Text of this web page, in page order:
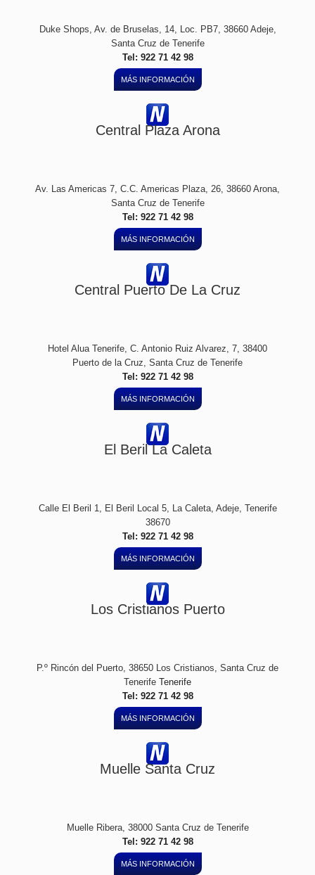
Duke Shops, Av. de Bruselas, 14, Loc. PB7, 38660 Adeje,
Santa Cruz de Tenerife
Tel: 922 71 42 98
MÁS INFORMACIÓN
Central Plaza Arona
Av. Las Americas 7, C.C. Americas Plaza, 26, 38660 Arona,
Santa Cruz de Tenerife
Tel: 922 71 42 98
MÁS INFORMACIÓN
Central Puerto De La Cruz
Hotel Alua Tenerife, C. Antonio Ruiz Alvarez, 7, 38400
Puerto de la Cruz, Santa Cruz de Tenerife
Tel: 922 71 42 98
MÁS INFORMACIÓN
El Beril La Caleta
Calle El Beril 1, El Beril Local 5, La Caleta, Adeje, Tenerife
38670
Tel: 922 71 42 98
MÁS INFORMACIÓN
Los Cristianos Puerto
P.º Rincón del Puerto, 38650 Los Cristianos, Santa Cruz de
Tenerife Tenerife
Tel: 922 71 42 98
MÁS INFORMACIÓN
Muelle Santa Cruz
Muelle Ribera, 38000 Santa Cruz de Tenerife
Tel: 922 71 42 98
MÁS INFORMACIÓN